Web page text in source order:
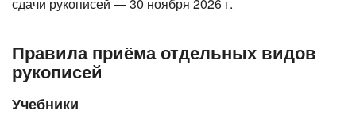
Правила приёма отдельных видов
рукописей
Учебники